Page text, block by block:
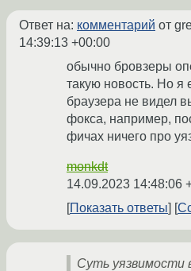
Ответ на: комментарий от
14:39:13 +00:00
обычно бровзеры
такую новость. Но я
браузера не видел
фокса, например,
фичах ничего про
monkdt
14.09.2023 14:48:06
Показать ответы
Суть уязвимости